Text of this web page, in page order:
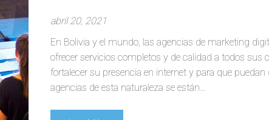
abril 20, 2021
En Bolivia y el mundo, las agencias de marketing
ofrecer servicios completos y de calidad a todos sus
fortalecer su presencia en internet y para que
agencias de esta naturaleza se están…